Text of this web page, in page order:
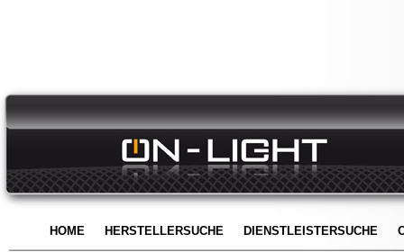
HOME HERSTELLERSUCHE DIENSTLEISTERSUCHE